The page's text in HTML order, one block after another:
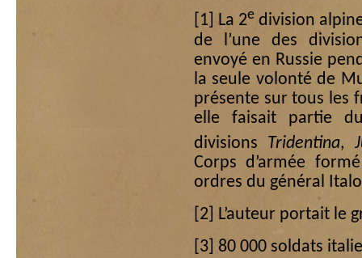
[1] La 2e division
de l’une des
envoyé en Russie
la seule volonté de
présente sur tous les
elle faisait partie
divisions
Tridentina,
Corps d’armée
ordres du général
[2]
L’auteur portait le
[3]
80 000 soldats